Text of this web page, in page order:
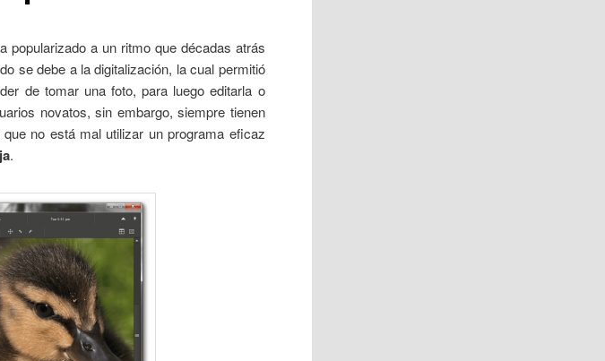
popularizado a un ritmo que décadas atrás
se debe a la digitalización, la cual permitió
de tomar una foto, para luego editarla o
novatos, sin embargo, siempre tienen
no está mal utilizar un programa eficaz
.